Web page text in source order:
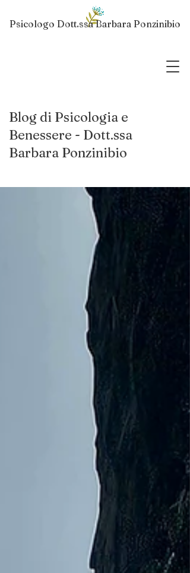
Psicologo Dott.ssa Barbara Ponzinibio
Blog di Psicologia e
Benessere - Dott.ssa
Barbara Ponzinibio